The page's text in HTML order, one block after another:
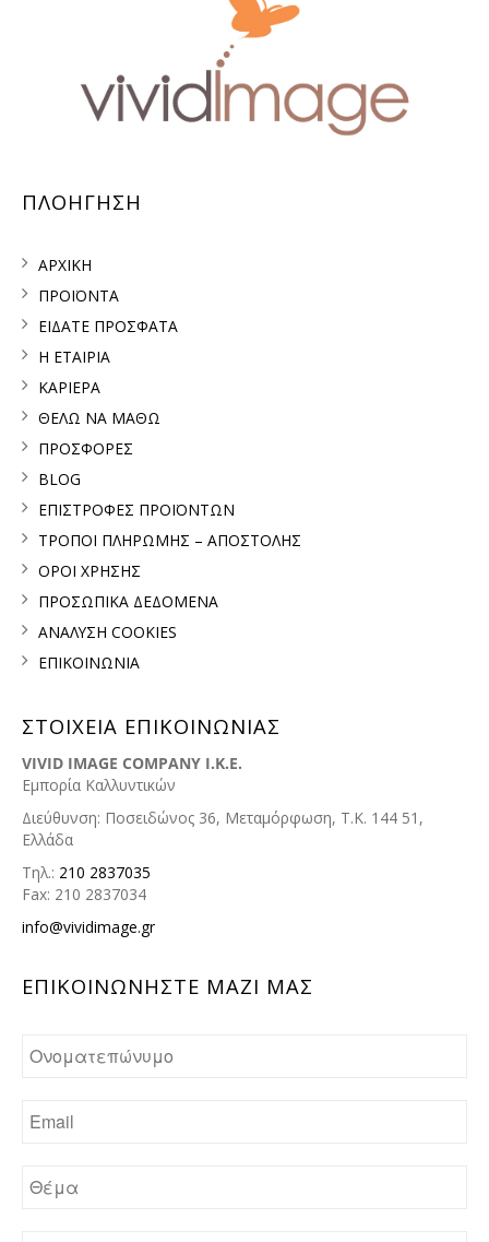
ΠΛΟΗΓΗΣΗ
ΑΡΧΙΚΗ
ΠΡΟΪΟΝΤΑ
ΕΙΔΑΤΕ ΠΡΟΣΦΑΤΑ
Η ΕΤΑΙΡΙΑ
ΚΑΡΙΕΡΑ
ΘΕΛΩ ΝΑ ΜΑΘΩ
ΠΡΟΣΦΟΡΕΣ
BLOG
ΕΠΙΣΤΡΟΦΕΣ ΠΡΟΪΟΝΤΩΝ
ΤΡΟΠΟΙ ΠΛΗΡΩΜΗΣ – ΑΠΟΣΤΟΛΗΣ
ΟΡΟΙ ΧΡΗΣΗΣ
ΠΡΟΣΩΠΙΚΑ ΔΕΔΟΜΕΝΑ
ΑΝΑΛΥΣΗ COOKIES
ΕΠΙΚΟΙΝΩΝΙΑ
ΣΤΟΙΧΕΙΑ ΕΠΙΚΟΙΝΩΝΙΑΣ
VIVID IMAGE COMPANY I.K.E.
Εμπορία Καλλυντικών
Διεύθυνση: Ποσειδώνος 36, Μεταμόρφωση, Τ.Κ. 144 51,
Ελλάδα
Τηλ.: 210 2837035
Fax: 210 2837034
info@vividimage.gr
ΕΠΙΚΟΙΝΩΝHΣΤΕ ΜΑΖΙ ΜΑΣ